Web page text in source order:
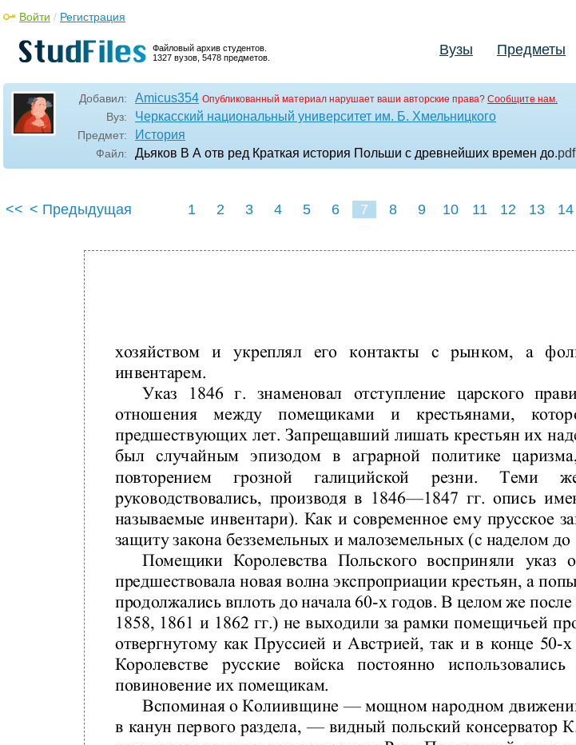
Файловый архив студентов.
1327 вузов, 5478 предметов.
Войти / Регистрация
Вузы Предметы
Добавил: Amicus354 Опубликованный материал нарушает ваши авторские права? Сообщите нам.
Вуз: Черкасский национальный университет им. Б. Хмельницкого
Предмет: История
Файл: Дьяков В А отв ред Краткая история Польши с древнейших времен до.pdf
<< < Предыдущая 1 2 3 4 5 6 7 8 9 10 11 12 13 14